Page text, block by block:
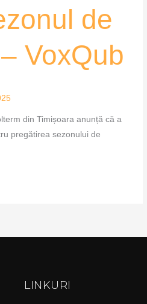
de
VoxQub
din Timișoara anunță că a
pregătirea sezonului de
LINKURI